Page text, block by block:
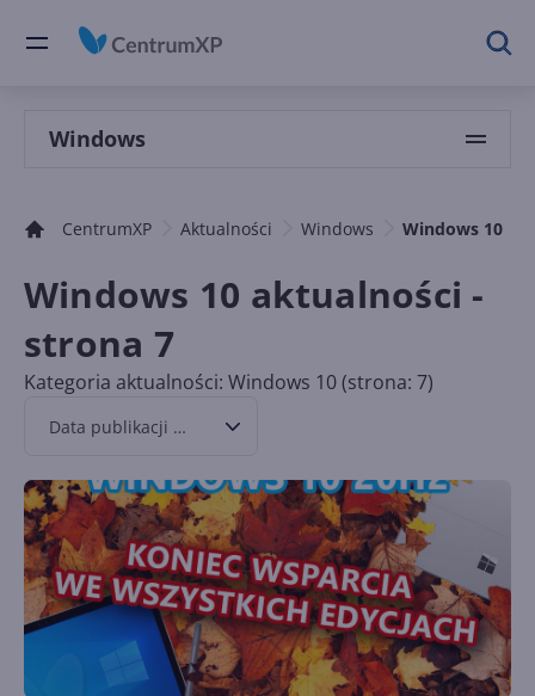
Windows
CentrumXP Aktualności Windows Windows 10
Windows 10 aktualności -
strona 7
Kategoria aktualności: Windows 10 (strona: 7)
Data publikacji malejąco